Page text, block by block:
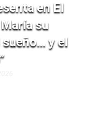
en El
su
sueño… y el